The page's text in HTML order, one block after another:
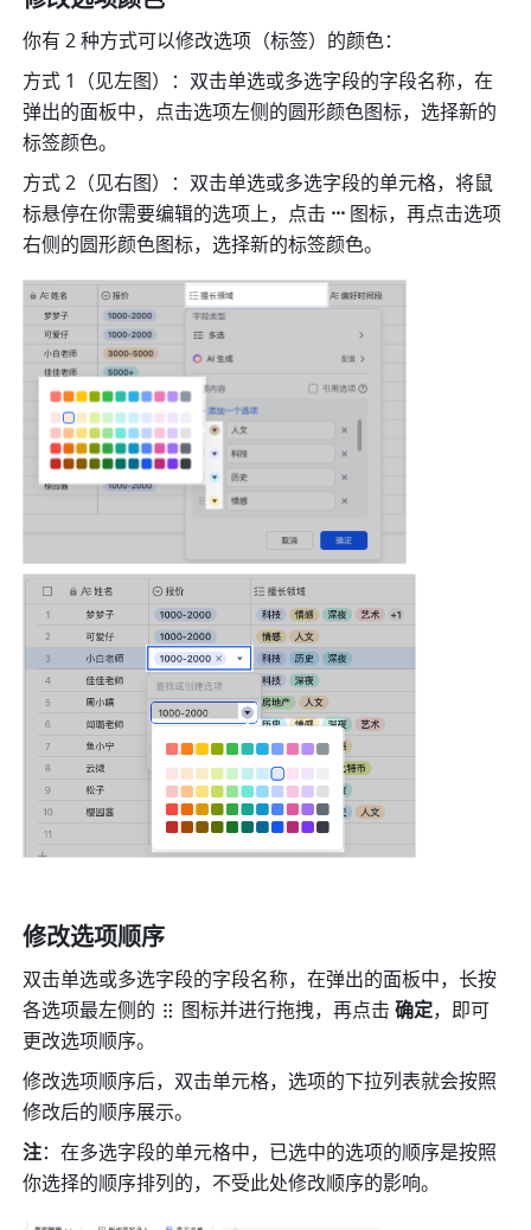
你有 2 种方式可以修改选项（标签）的颜色：
方式 1（见左图）：双击单选或多选字段的字段名称，在
弹出的面板中，点击选项左侧的圆形颜色图标，选择新的
标签颜色。
方式 2（见右图）：双击单选或多选字段的单元格，将鼠
标悬停在你需要编辑的选项上，点击 ··· 图标，再点击选项
右侧的圆形颜色图标，选择新的标签颜色。
修改选项顺序
双击单选或多选字段的字段名称，在弹出的面板中，长按
各选项最左侧的
图标并进行拖拽，再点击 确定，即可
更改选项顺序。
修改选项顺序后，双击单元格，选项的下拉列表就会按照
修改后的顺序展示。
注：在多选字段的单元格中，已选中的选项的顺序是按照
你选择的顺序排列的，不受此处修改顺序的影响。